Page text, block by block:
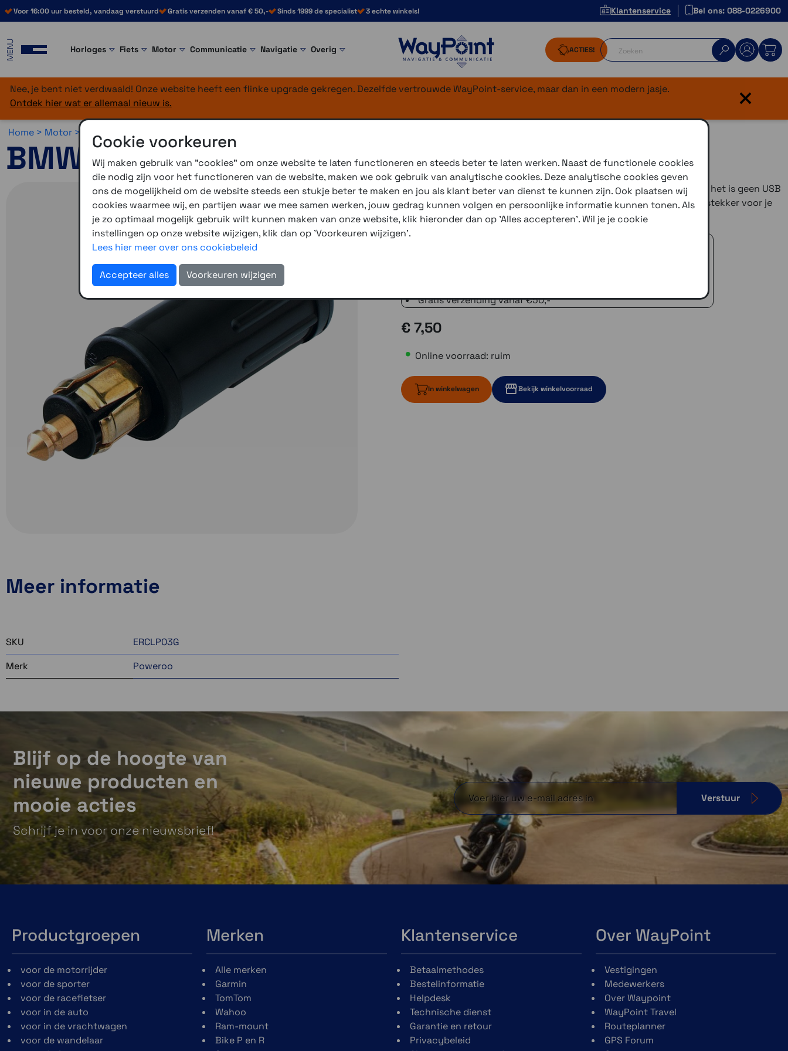
Voor 16:00 uur besteld, vandaag verstuurd Gratis verzenden vanaf € 50,- Sinds 1999 de specialist 3 echte winkels! Klantenservice Bel ons: 088-0226900
MENU Horloges Fiets Motor Communicatie Navigatie Overig ACTIES!
Nee, je bent niet verdwaald! Onze website heeft een flinke upgrade gekregen. Dezelfde vertrouwde WayPoint-service, maar dan in een modern jasje.
Ontdek hier wat er allemaal nieuw is.
×
Home > Motor >
BMW (DIN) stekker male recht
Deze plug is niet direct bruikbaar voor het opladen van een telefoon, het is geen USB
aansluiting met een omvormer, Maar ben je op zoek naar een 12 volt stekker voor je
DIN stopcontact dan hebben we een haakse- en een rechte variant.
Gratis verzending vanaf €50,-
€ 7,50
Online voorraad: ruim
In winkelwagen Bekijk winkelvoorraad
Meer informatie
SKU
ERCLP03G
Merk
Poweroo
Blijf op de hoogte van
nieuwe producten en
mooie acties
Schrijf je in voor onze nieuwsbrief!
Verstuur
Productgroepen
voor de motorrijder
voor de sporter
voor de racefietser
voor in de auto
voor in de vrachtwagen
voor de wandelaar
Merken
Alle merken
Garmin
TomTom
Wahoo
Ram-mount
Bike P en R
Klantenservice
Betaalmethodes
Bestelinformatie
Helpdesk
Technische dienst
Garantie en retour
Privacybeleid
Over WayPoint
Vestigingen
Medewerkers
Over Waypoint
WayPoint Travel
Routeplanner
GPS Forum
Cookie voorkeuren
Wij maken gebruik van "cookies" om onze website te laten functioneren en steeds beter te laten werken. Naast de functionele cookies
die nodig zijn voor het functioneren van de website, maken we ook gebruik van analytische cookies. Deze analytische cookies geven
ons de mogelijkheid om de website steeds een stukje beter te maken en jou als klant beter van dienst te kunnen zijn. Ook plaatsen wij
cookies waarmee wij, en partijen waar we mee samen werken, jouw gedrag kunnen volgen en persoonlijke informatie kunnen tonen. Als
je zo optimaal mogelijk gebruik wilt kunnen maken van onze website, klik hieronder dan op 'Alles accepteren'. Wil je je cookie
instellingen op onze website wijzigen, klik dan op 'Voorkeuren wijzigen'.
Lees hier meer over ons cookiebeleid
Accepteer alles Voorkeuren wijzigen